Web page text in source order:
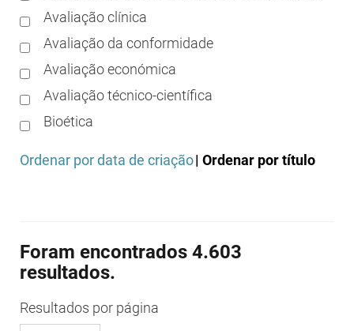
Avaliação clínica
Avaliação da conformidade
Avaliação económica
Avaliação técnico-científica
Bioética
Boas práticas de distribuição
Boas práticas de investigação
Boas práticas de laboratório
Boas práticas regulamentares
Ordenar por data de criação| Ordenar por título
Foram encontrados 4.603
resultados.
Resultados por página